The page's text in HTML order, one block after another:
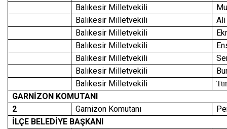
Altıeylül
Balıkesir Milletvekili
Balıkesir Milletvekili
Ali
Balıkesir Milletvekili
Balıkesir Milletvekili
Balıkesir Milletvekili
Balıkesir Milletvekili
Balıkesir Milletvekili
GARNİZON KOMUTANI
2
Garnizon Komutanı
İLÇE BELEDİYE BAŞKANI